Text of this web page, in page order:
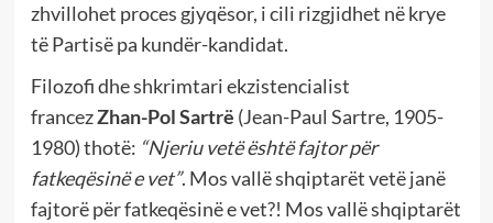
zhvillohet proces gjyqësor, i cili rizgjidhet në krye
të Partisë pa kundër-kandidat.
Filozofi dhe shkrimtari ekzistencialist
francezZhan-Pol Sartrë (Jean-Paul Sartre, 1905-
1980) thotë: “Njeriu vetë është fajtor për
fatkeqësinë e vet”. Mos vallë shqiptarët vetë janë
fajtorë për fatkeqësinë e vet?! Mos vallë shqiptarët